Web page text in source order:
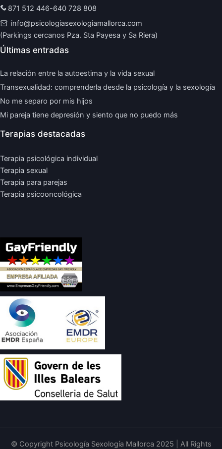
871 512 446-640 728 808
info@psicologiasexologiamallorca.com
(Parkings cercanos Pza. Sta Payesa y Sa Riera)
Últimas entradas
La relación entre la autoestima y la vida sexual
Transexualidad: comprenderla desde la psicología y la sexología
No me separo por mis hijos
Mi pareja tiene depresión y siento que no puedo más
Terapias destacadas
Terapia psicológica individual
Terapia sexual
Terapia para parejas
Terapia psicooncológica
© Copyright Psicología Sexología Mallorca 2025 | All Rights